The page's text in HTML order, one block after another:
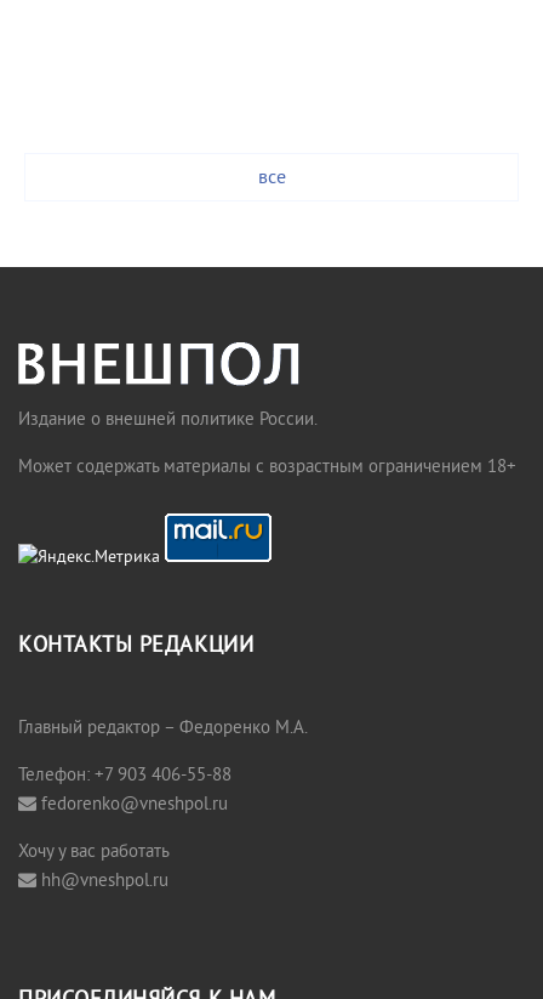
все
Издание о внешней политике России.
Может содержать материалы с возрастным ограничением 18+
КОНТАКТЫ РЕДАКЦИИ
Главный редактор – Федоренко М.А.
Телефон: +7 903 406-55-88
fedorenko@vneshpol.ru
Хочу у вас работать
hh@vneshpol.ru